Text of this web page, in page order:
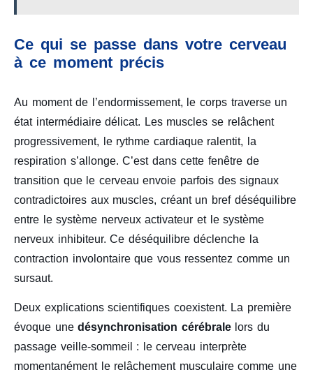
Ce qui se passe dans votre cerveau
à ce moment précis
Au moment de l’endormissement, le corps traverse un
état intermédiaire délicat. Les muscles se relâchent
progressivement, le rythme cardiaque ralentit, la
respiration s’allonge. C’est dans cette fenêtre de
transition que le cerveau envoie parfois des signaux
contradictoires aux muscles, créant un bref déséquilibre
entre le système nerveux activateur et le système
nerveux inhibiteur. Ce déséquilibre déclenche la
contraction involontaire que vous ressentez comme un
sursaut.
Deux explications scientifiques coexistent. La première
évoque unedésynchronisation cérébralelors du
passage veille-sommeil : le cerveau interprète
momentanément le relâchement musculaire comme une